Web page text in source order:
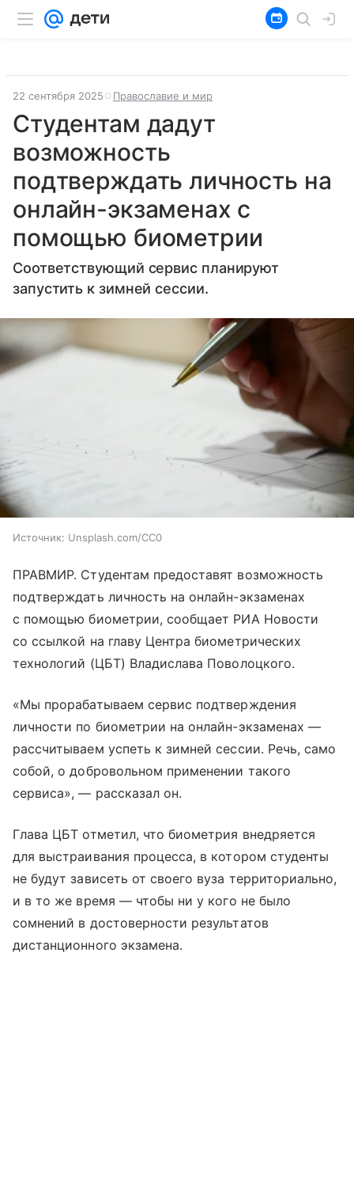
22 сентября 2025 Православие и мир
Студентам дадут
возможность
подтверждать личность на
онлайн-экзаменах с
помощью биометрии
Соответствующий сервис планируют
запустить к зимней сессии.
Источник: Unsplash.com/CC0
ПРАВМИР. Студентам предоставят возможность
подтверждать личность на онлайн-экзаменах
с помощью биометрии, сообщает РИА Новости
со ссылкой на главу Центра биометрических
технологий (ЦБТ) Владислава Поволоцкого.
«Мы прорабатываем сервис подтверждения
личности по биометрии на онлайн-экзаменах —
рассчитываем успеть к зимней сессии. Речь, само
собой, о добровольном применении такого
сервиса», — рассказал он.
Глава ЦБТ отметил, что биометрия внедряется
для выстраивания процесса, в котором студенты
не будут зависеть от своего вуза территориально,
и в то же время — чтобы ни у кого не было
сомнений в достоверности результатов
дистанционного экзамена.